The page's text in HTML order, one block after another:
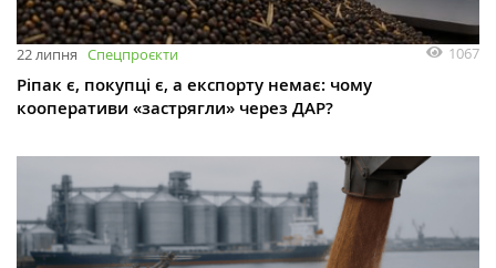
22 липня Спецпроєкти 1067
Ріпак є, покупці є, а експорту немає: чому
кооперативи «застрягли» через ДАР?